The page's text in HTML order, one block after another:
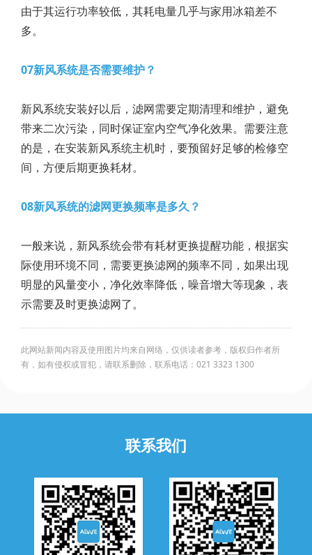
由于其运行功率较低，其耗电量几乎与家用冰箱差不
多。
07新风系统是否需要维护？
新风系统安装好以后，滤网需要定期清理和维护，避免
带来二次污染，同时保证室内空气净化效果。需要注意
的是，在安装新风系统主机时，要预留好足够的检修空
间，方便后期更换耗材。
08新风系统的滤网更换频率是多久？
一般来说，新风系统会带有耗材更换提醒功能，根据实
际使用环境不同，需要更换滤网的频率不同，如果出现
明显的风量变小，净化效率降低，噪音增大等现象，表
示需要及时更换滤网了。
此网站新闻内容及使用图片均来自网络，仅供读者参考，版权归作者所
有，如有侵权或冒犯，请联系删除，联系电话：021 3323 1300
联系我们